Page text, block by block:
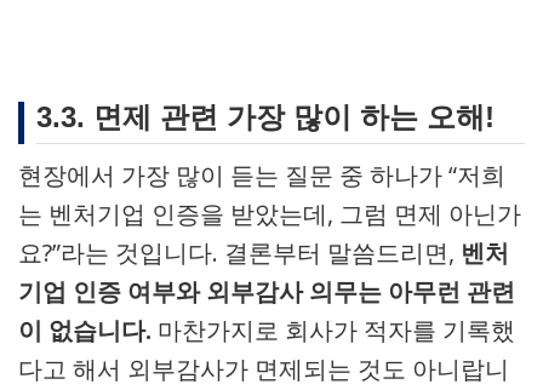
3.3. 면제 관련 가장 많이 하는 오해!
현장에서 가장 많이 듣는 질문 중 하나가 “저희
는 벤처기업 인증을 받았는데, 그럼 면제 아닌가
요?”라는 것입니다. 결론부터 말씀드리면, 벤처
기업 인증 여부와 외부감사 의무는 아무런 관련
이 없습니다. 마찬가지로 회사가 적자를 기록했
다고 해서 외부감사가 면제되는 것도 아니랍니